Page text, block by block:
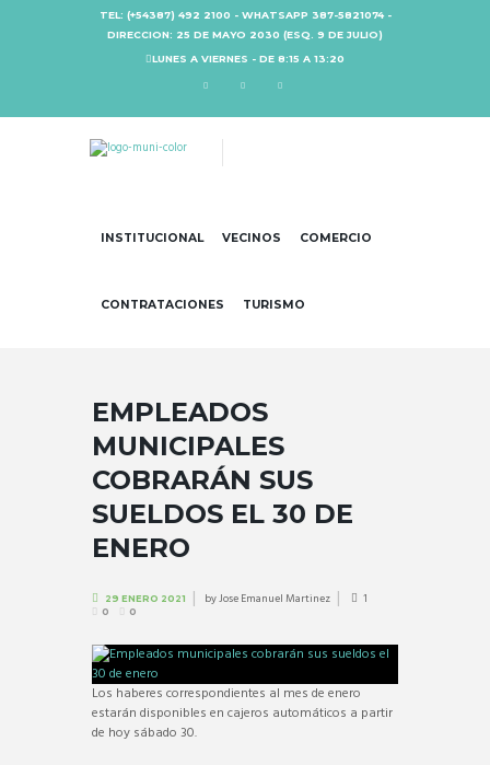
TEL: (+54387) 492 2100 - WHATSAPP 387-5821074 -
DIRECCION: 25 DE MAYO 2030 (ESQ. 9 DE JULIO)
LUNES A VIERNES - DE 8:15 A 13:20
INSTITUCIONAL VECINOS COMERCIO
CONTRATACIONES TURISMO
EMPLEADOS
MUNICIPALES
COBRARÁN SUS
SUELDOS EL 30 DE
ENERO
29 ENERO 2021 byJose Emanuel Martinez 1
0 0
Los haberes correspondientes al mes de enero
estarán disponibles en cajeros automáticos a partir
de hoy sábado 30.